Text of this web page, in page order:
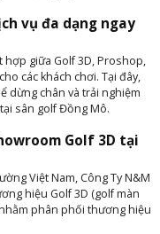
vụ đa dạng ngay
giữa Golf 3D, Proshop,
các khách chơi. Tại đây,
dừng chân và trải nghiệm
sân golf Đồng Mô.
Golf 3D tại
Việt Nam, Công Ty N&M
hiệu Golf 3D (golf màn
phân phối thương hiệu